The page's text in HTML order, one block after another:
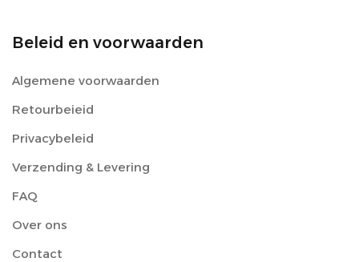
Beleid en voorwaarden
Algemene voorwaarden
Retourbeieid
Privacybeleid
Verzending & Levering
FAQ
Over ons
Contact